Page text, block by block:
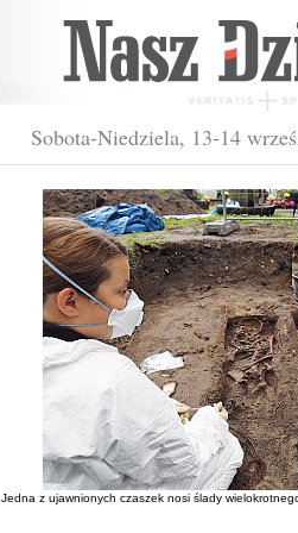
Sobota-Niedziela, 13-14
Jedna z ujawnionych czaszek nosi ślady